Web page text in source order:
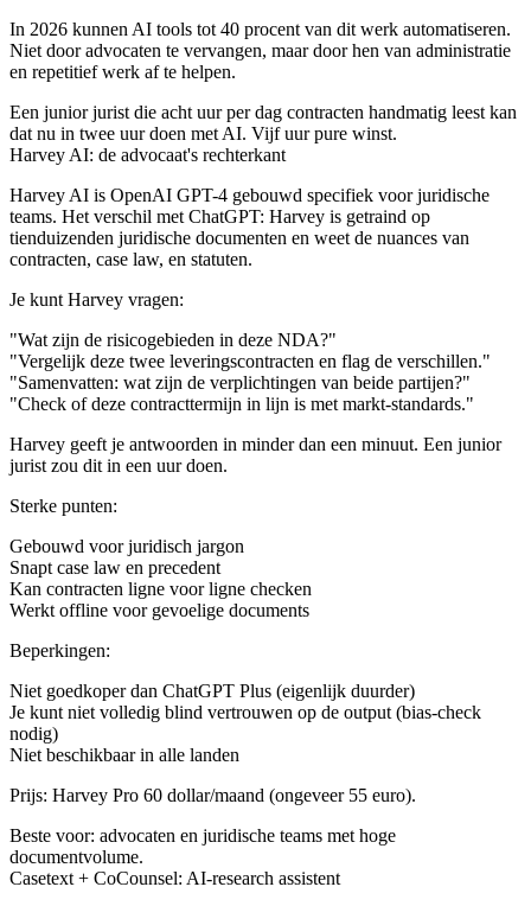
In 2026 kunnen AI tools tot 40 procent van dit werk automatiseren.
Niet door advocaten te vervangen, maar door hen van administratie
en repetitief werk af te helpen.
Een junior jurist die acht uur per dag contracten handmatig leest kan
dat nu in twee uur doen met AI. Vijf uur pure winst.
Harvey AI: de advocaat's rechterkant
Harvey AI is OpenAI GPT-4 gebouwd specifiek voor juridische
teams. Het verschil met ChatGPT: Harvey is getraind op
tienduizenden juridische documenten en weet de nuances van
contracten, case law, en statuten.
Je kunt Harvey vragen:
"Wat zijn de risicogebieden in deze NDA?"
"Vergelijk deze twee leveringscontracten en flag de verschillen."
"Samenvatten: wat zijn de verplichtingen van beide partijen?"
"Check of deze contracttermijn in lijn is met markt-standards."
Harvey geeft je antwoorden in minder dan een minuut. Een junior
jurist zou dit in een uur doen.
Sterke punten:
Gebouwd voor juridisch jargon
Snapt case law en precedent
Kan contracten ligne voor ligne checken
Werkt offline voor gevoelige documents
Beperkingen:
Niet goedkoper dan ChatGPT Plus (eigenlijk duurder)
Je kunt niet volledig blind vertrouwen op de output (bias-check
nodig)
Niet beschikbaar in alle landen
Prijs: Harvey Pro 60 dollar/maand (ongeveer 55 euro).
Beste voor: advocaten en juridische teams met hoge
documentvolume.
Casetext + CoCounsel: AI-research assistent